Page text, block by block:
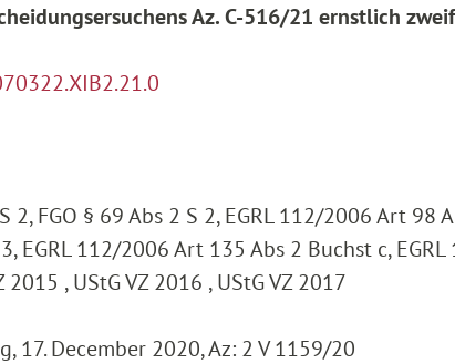
Az. C-516/21 ernstlich
2, FGO § 69 Abs 2 S 2, EGRL 112/2006 Art 98
EGRL 112/2006 Art 135 Abs 2 Buchst c,
2015 , UStG VZ 2016 , UStG VZ 2017
17. December 2020, Az: 2 V 1159/20